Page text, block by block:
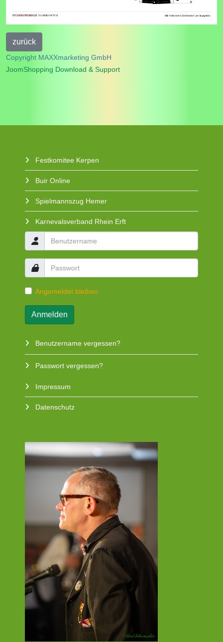
Copyright MAXXmarketing GmbH
JoomShopping Download & Support
Festkomitee Kerpen
Buir Online
Spielmannszug Hemer
Karnevalsverband Rhein Erft
Angemeldet bleiben
Anmelden
Benutzername vergessen?
Passwort vergessen?
Impressum
Datenschutz